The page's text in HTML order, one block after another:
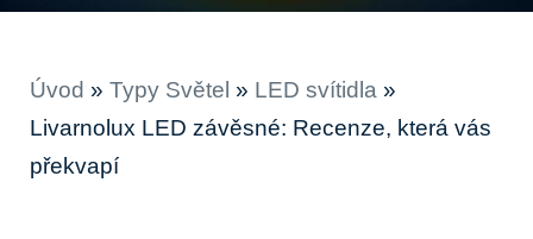
Úvod » Typy Světel » LED svítidla »
Livarnolux LED závěsné: Recenze, která vás
překvapí